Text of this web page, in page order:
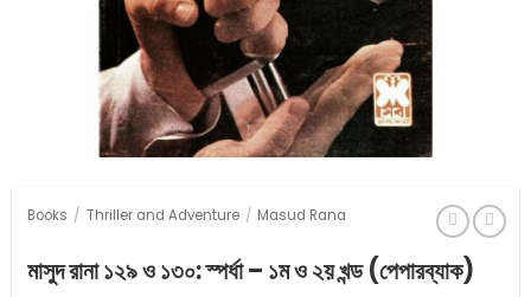
Books / Thriller and Adventure / Masud Rana
মাসুদ রানা ১২৯ ও ১৩০: স্পর্ধা – ১ম ও ২য় খন্ড (পেপারব্যাক)